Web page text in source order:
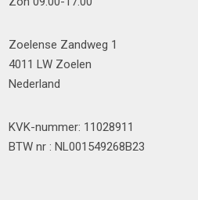
Zoelense Zandweg 1
4011 LW Zoelen
Nederland
KVK-nummer: 11028911
BTW nr : NL001549268B23